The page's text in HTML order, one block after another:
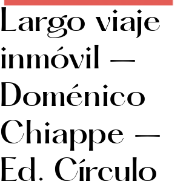
Largo viaje
inmóvil –
Doménico
Chiappe –
Ed. Círculo